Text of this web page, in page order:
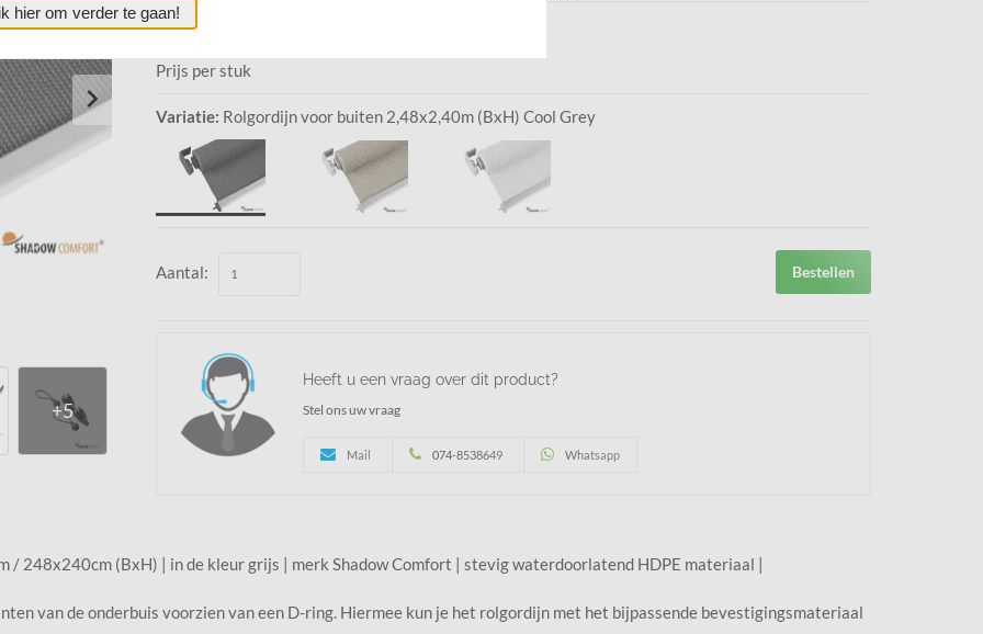
€ 219,00
Prijs per stuk
Variatie: Rolgordijn voor buiten 2,48x2,40m (BxH) Cool Grey
Aantal: Bestellen
Heeft u een vraag over dit product?
Stel ons uw vraag
Mail 074-8538649 Whatsapp
248x240cm (BxH) | in de kleur grijs | merk Shadow Comfort | stevig waterdoorlatend HDPE materiaal |
van de onderbuis voorzien van een D-ring. Hiermee kun je het rolgordijn met het bijpassende bevestigingsmateriaal
hier om verder te gaan!